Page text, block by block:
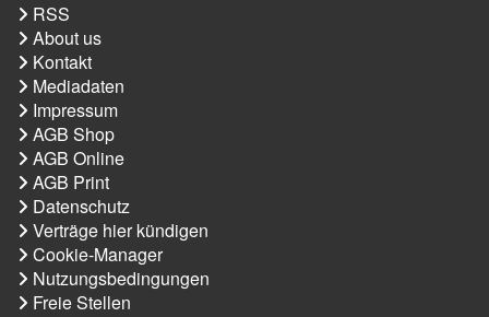
RSS
About us
Kontakt
Mediadaten
Impressum
AGB Shop
AGB Online
AGB Print
Datenschutz
Verträge hier kündigen
Cookie-Manager
Nutzungsbedingungen
Freie Stellen